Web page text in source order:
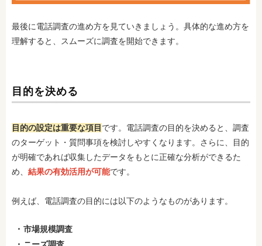
最後に電話調査の進め方を見ていきましょう。具体的な進め方を
理解すると、スムーズに調査を開始できます。
目的を決める
目的の設定は重要な項目です。電話調査の目的を決めると、調査
のターゲット・質問事項を検討しやすくなります。さらに、目的
が明確であれば収集したデータをもとに正確な分析ができるた
め、 結果の有効活用が可能です。
例えば、電話調査の目的には以下のようなものがあります。
市場規模調査
ニーズ調査